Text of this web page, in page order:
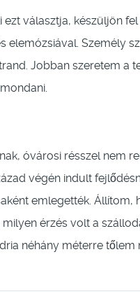
választja, készüljön
elemózsiával. Személy
Jobban szeretem a
óvárosi résszel nem
végén indult
emlegették. Állítom,
érzés volt a
néhány méterre tőlem